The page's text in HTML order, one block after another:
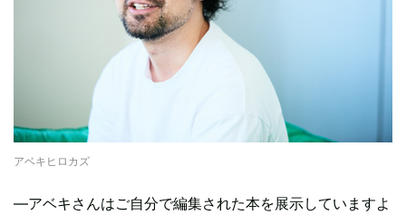
アベキヒロカズ
―アベキさんはご自分で編集された本を展示していますよ